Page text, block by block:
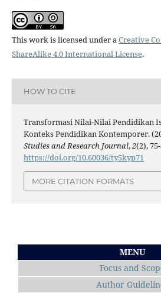
This work is licensed under aCreative
ShareAlike 4.0 International License.
HOW TO CITE
Transformasi Nilai-Nilai Pendidikan
Konteks Pendidikan Kontemporer.
Studies and Research Journal,2(2),
https://doi.org/10.60036/ty5kyp71
MORE CITATION FORMATS
MENU
Focus and
Author